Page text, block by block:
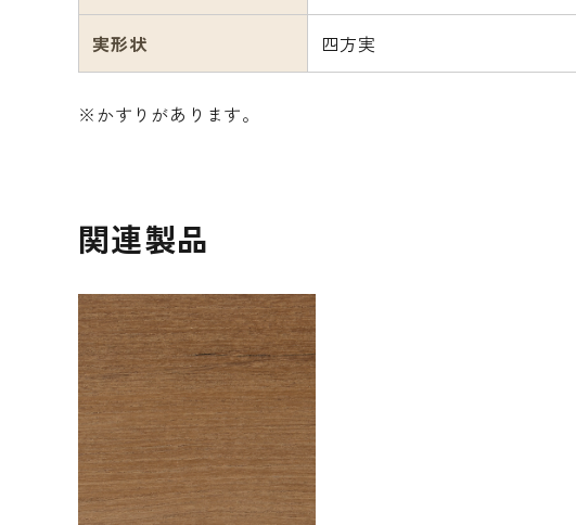
実形状 四方実
※かすりがあります。
関連製品